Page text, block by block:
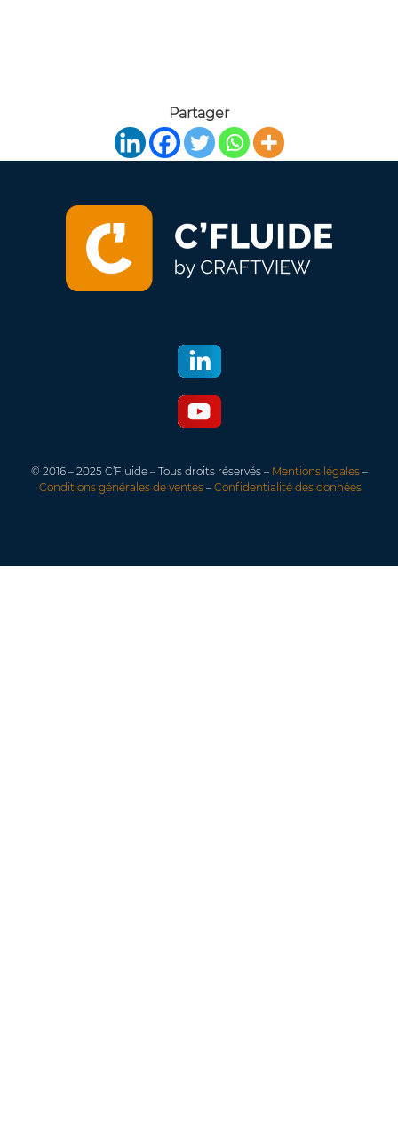
Partager
© 2016 – 2025 C’Fluide – Tous droits réservés – Mentions légales–
Conditions générales de ventes – Confidentialité des données